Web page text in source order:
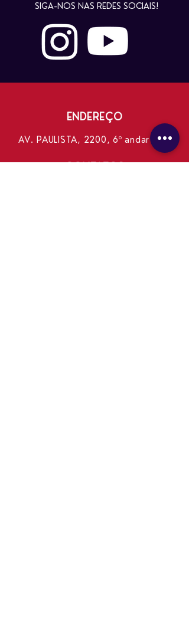
SIGA-NOS NAS REDES SOCIAIS!
ENDEREÇO
AV. PAULISTA, 2200, 6º andar - SP